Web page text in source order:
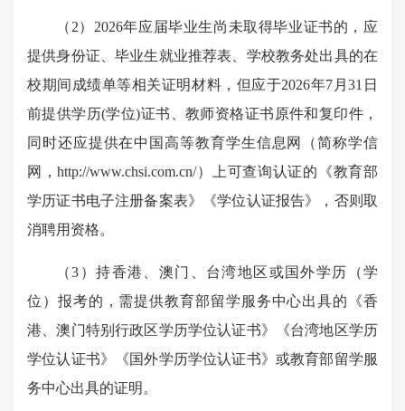
（ 2） 2026年应届毕业生尚未取得毕业证书的，应
提供身份证、毕业生就业推荐表、学校教务处出具的在
校期间成绩单等相关证明材料，但应于2026年7 月31 日
前提供学历(学位)证书、教师资格证书原件和复印件，
同时还应提供在中国高等教育学生信息网（简称学信
网，http://www.chsi.com.cn/）上可查询认证的《教育部
学历证书电子注册备案表》《学位认证报告》
，否则取
消聘用资格。
（3 ）持香港、澳门、台湾地区或国外学历（学
位）报考的，需提供教育部留学服务中心出具的《香
港、澳门特别行政区学历学位认证书》《台湾地区学历
学位认证书》《国外学历学位认证书》或教育部留学服
务中心出具的证明。